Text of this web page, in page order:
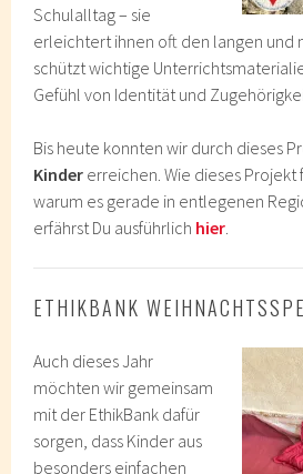
Schulalltag – sie
erleichtert ihnen oft den langen und
schützt wichtige
Gefühl von Identität und
Bis heute konnten wir durch dieses
Kinder erreichen. Wie dieses
warum es gerade in entlegenen
erfährst Du ausführlich hier.
ETHIKBANK
Auch dieses Jahr
möchten wir gemeinsam
mit der EthikBank dafür
sorgen, dass Kinder aus
besonders einfachen